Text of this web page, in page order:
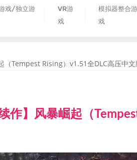
戏/独立游
VR游
戏
模拟器整合游
戏
作】风暴崛起（